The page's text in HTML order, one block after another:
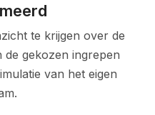
te krijgen over de
de gekozen ingrepen
van het eigen